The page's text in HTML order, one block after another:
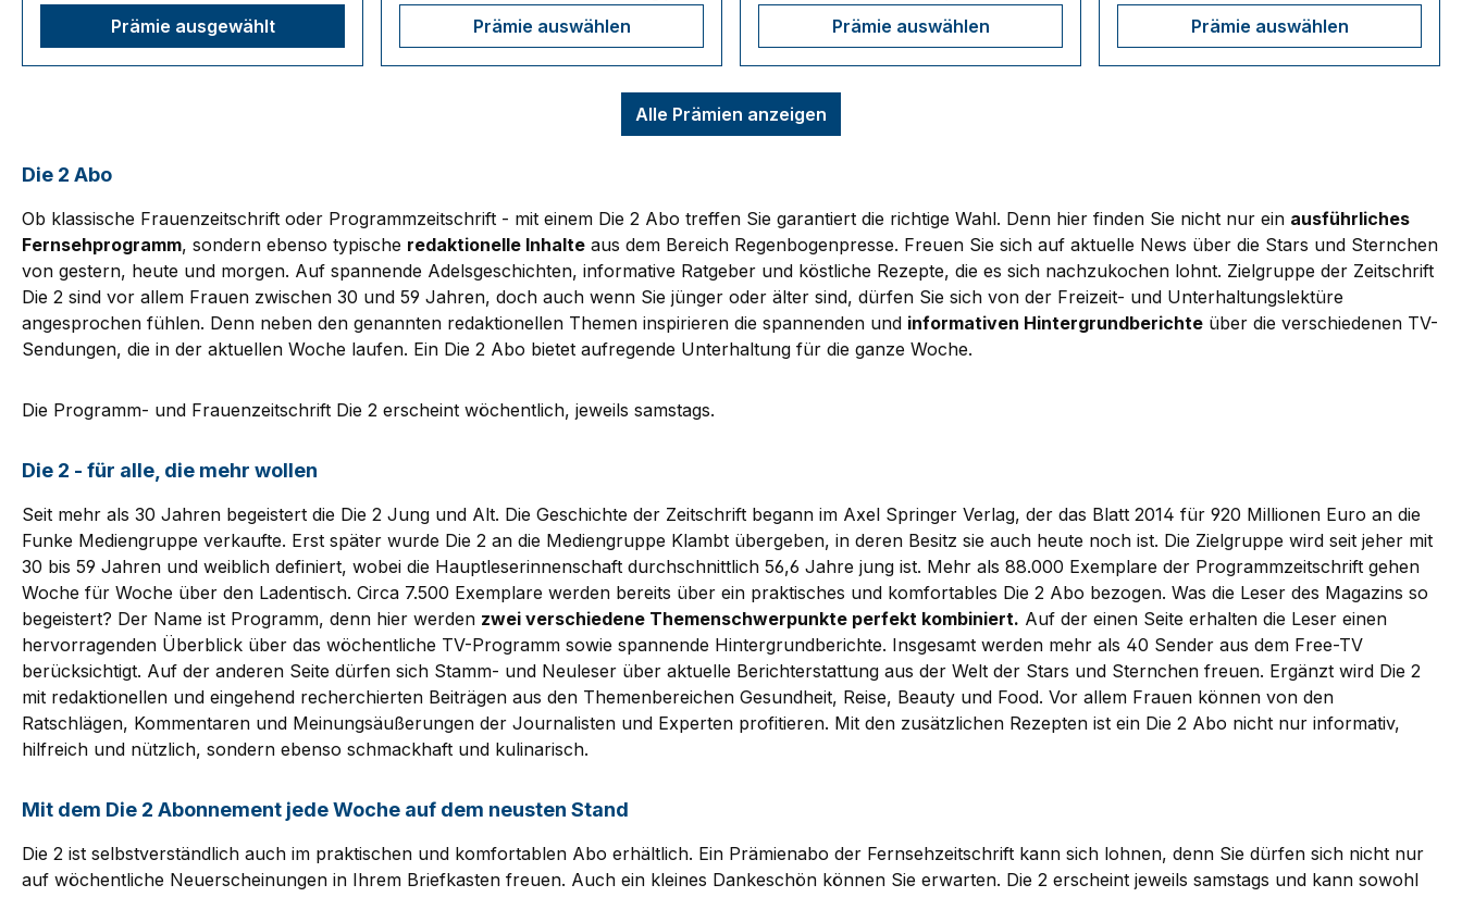
Prämie ausgewählt Prämie auswählen Prämie auswählen Prämie auswählen
Alle Prämien anzeigen
Die 2 Abo
Ob klassische Frauenzeitschrift oder Programmzeitschrift - mit einem Die 2 Abo treffen Sie garantiert die richtige Wahl. Denn hier finden Sie nicht nur ein ausführliches
Fernsehprogramm, sondern ebenso typische redaktionelle Inhalte aus dem Bereich Regenbogenpresse. Freuen Sie sich auf aktuelle News über die Stars und Sternchen
von gestern, heute und morgen. Auf spannende Adelsgeschichten, informative Ratgeber und köstliche Rezepte, die es sich nachzukochen lohnt. Zielgruppe der Zeitschrift
Die 2 sind vor allem Frauen zwischen 30 und 59 Jahren, doch auch wenn Sie jünger oder älter sind, dürfen Sie sich von der Freizeit- und Unterhaltungslektüre
angesprochen fühlen. Denn neben den genannten redaktionellen Themen inspirieren die spannenden und informativen Hintergrundberichte über die verschiedenen TV-
Sendungen, die in der aktuellen Woche laufen. Ein Die 2 Abo bietet aufregende Unterhaltung für die ganze Woche.
Die Programm- und Frauenzeitschrift Die 2 erscheint wöchentlich, jeweils samstags.
Die 2 - für alle, die mehr wollen
Seit mehr als 30 Jahren begeistert die Die 2 Jung und Alt. Die Geschichte der Zeitschrift begann im Axel Springer Verlag, der das Blatt 2014 für 920 Millionen Euro an die
Funke Mediengruppe verkaufte. Erst später wurde Die 2 an die Mediengruppe Klambt übergeben, in deren Besitz sie auch heute noch ist. Die Zielgruppe wird seit jeher mit
30 bis 59 Jahren und weiblich definiert, wobei die Hauptleserinnenschaft durchschnittlich 56,6 Jahre jung ist. Mehr als 88.000 Exemplare der Programmzeitschrift gehen
Woche für Woche über den Ladentisch. Circa 7.500 Exemplare werden bereits über ein praktisches und komfortables Die 2 Abo bezogen. Was die Leser des Magazins so
begeistert? Der Name ist Programm, denn hier werden zwei verschiedene Themenschwerpunkte perfekt kombiniert. Auf der einen Seite erhalten die Leser einen
hervorragenden Überblick über das wöchentliche TV-Programm sowie spannende Hintergrundberichte. Insgesamt werden mehr als 40 Sender aus dem Free-TV
berücksichtigt. Auf der anderen Seite dürfen sich Stamm- und Neuleser über aktuelle Berichterstattung aus der Welt der Stars und Sternchen freuen. Ergänzt wird Die 2
mit redaktionellen und eingehend recherchierten Beiträgen aus den Themenbereichen Gesundheit, Reise, Beauty und Food. Vor allem Frauen können von den
Ratschlägen, Kommentaren und Meinungsäußerungen der Journalisten und Experten profitieren. Mit den zusätzlichen Rezepten ist ein Die 2 Abo nicht nur informativ,
hilfreich und nützlich, sondern ebenso schmackhaft und kulinarisch.
Mit dem Die 2 Abonnement jede Woche auf dem neusten Stand
Die 2 ist selbstverständlich auch im praktischen und komfortablen Abo erhältlich. Ein Prämienabo der Fernsehzeitschrift kann sich lohnen, denn Sie dürfen sich nicht nur
auf wöchentliche Neuerscheinungen in Ihrem Briefkasten freuen. Auch ein kleines Dankeschön können Sie erwarten. Die 2 erscheint jeweils samstags und kann sowohl